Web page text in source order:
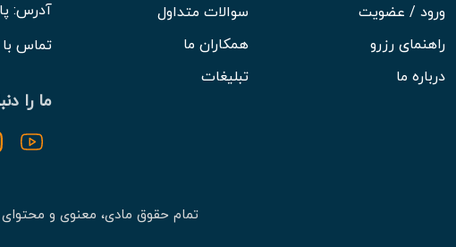
ورود / عضویت
راهنمای رزرو
درباره ما
سوالات متداول
همکاران ما
تبلیغات
آدرس:
تماس با
ما را
تمام حقوق مادی، معنوی و